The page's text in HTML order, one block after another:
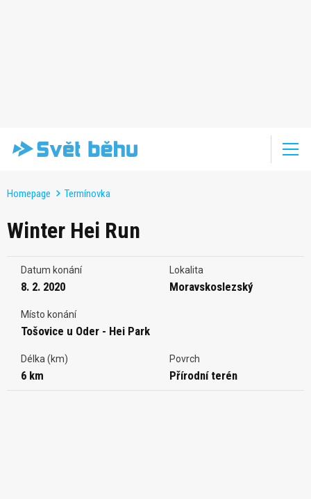
Homepage Termínovka
Winter Hei Run
Datum konání
8. 2. 2020
Lokalita
Moravskoslezský
Místo konání
Tošovice u Oder - Hei Park
Délka (km)
6 km
Povrch
Přírodní terén